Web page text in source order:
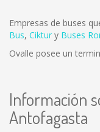
Empresas de buses
Bus, Ciktur y Buses
Ovalle posee un
Información
Antofagasta